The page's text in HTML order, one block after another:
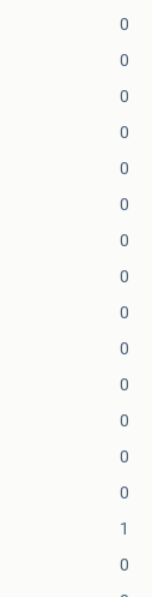
0
0
0
0
0
0
0
0
0
0
0
0
0
0
1
0